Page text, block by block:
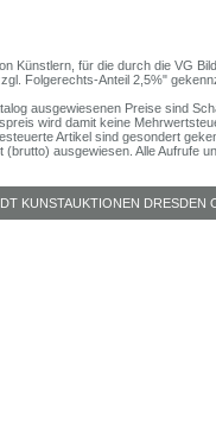
Künstlern, für die durch die VG
Folgerechts-Anteil 2,5%"
ausgewiesenen Preise sind
wird damit keine
Artikel sind gesondert
(brutto) ausgewiesen. Alle Aufrufe
KUNSTAUKTIONEN DRESDEN